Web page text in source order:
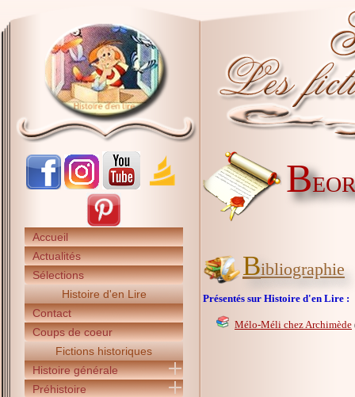
Accueil
Actualités
Sélections
Histoire d'en Lire
Contact
Coups de coeur
Fictions historiques
Histoire générale
Préhistoire
B
Bibliographie
Présentés sur Histoire d'en Lire :
Mélo-Méli chez Archimède